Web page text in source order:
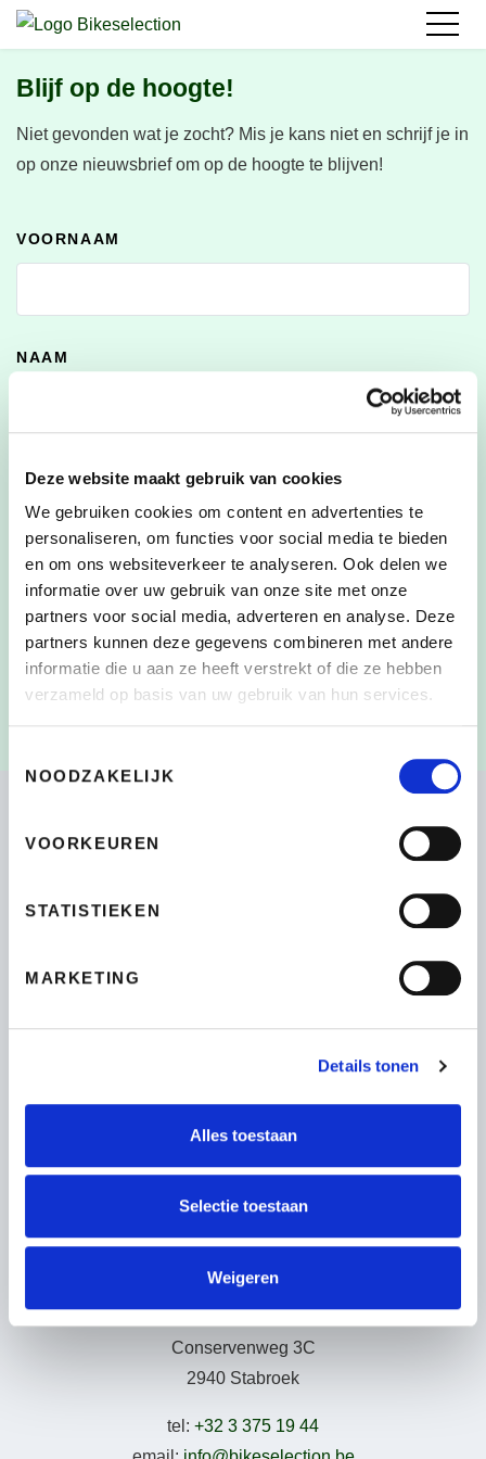
Deze website maakt gebruik van cookies
We gebruiken cookies om content en advertenties te
personaliseren, om functies voor social media te bieden
en om ons websiteverkeer te analyseren. Ook delen we
informatie over uw gebruik van onze site met onze
partners voor social media, adverteren en analyse. Deze
partners kunnen deze gegevens combineren met andere
informatie die u aan ze heeft verstrekt of die ze hebben
verzameld op basis van uw gebruik van hun services.
NOODZAKELIJK
VOORKEUREN
STATISTIEKEN
MARKETING
Details tonen
Alles toestaan
Selectie toestaan
Weigeren
Blijf op de hoogte!
Niet gevonden wat je zocht? Mis je kans niet en schrijf je in
op onze nieuwsbrief om op de hoogte te blijven!
VOORNAAM
NAAM
E-MAILADRES*
CONSENT *
Door dit vakje aan te vinken, heb ik de
verzameling en het gebruik van mijn persoonlijke
gegevens zoals beschreven in de
Privacyverklaringgelezen en begrepen*
Wie zijn wij
Leasing – Lease-a-Bike
Adresgegevens
Conservenweg 3C
2940 Stabroek
tel: +32 3 375 19 44